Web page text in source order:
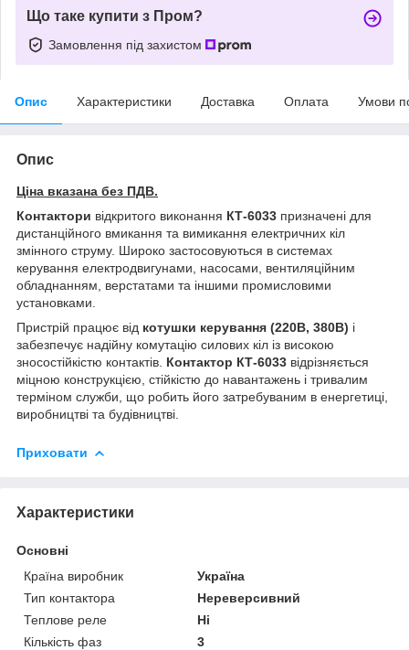
Що таке купити з Пром?
Замовлення під захистом
Опис Характеристики Доставка Оплата Умови
Опис
Ціна вказана без ПДВ.
Контактори відкритого виконання КТ-6033 призначені для
дистанційного вмикання та вимикання електричних кіл
змінного струму. Широко застосовуються в системах
керування електродвигунами, насосами, вентиляційним
обладнанням, верстатами та іншими промисловими
установками.
Пристрій працює від котушки керування (220В, 380В) і
забезпечує надійну комутацію силових кіл із високою
зносостійкістю контактів. Контактор КТ-6033 відрізняється
міцною конструкцією, стійкістю до навантажень і тривалим
терміном служби, що робить його затребуваним в енергетиці,
виробництві та будівництві.
Приховати
Характеристики
Основні
Країна виробник
Україна
Тип контактора
Нереверсивний
Теплове реле
Ні
Кількість фаз
3